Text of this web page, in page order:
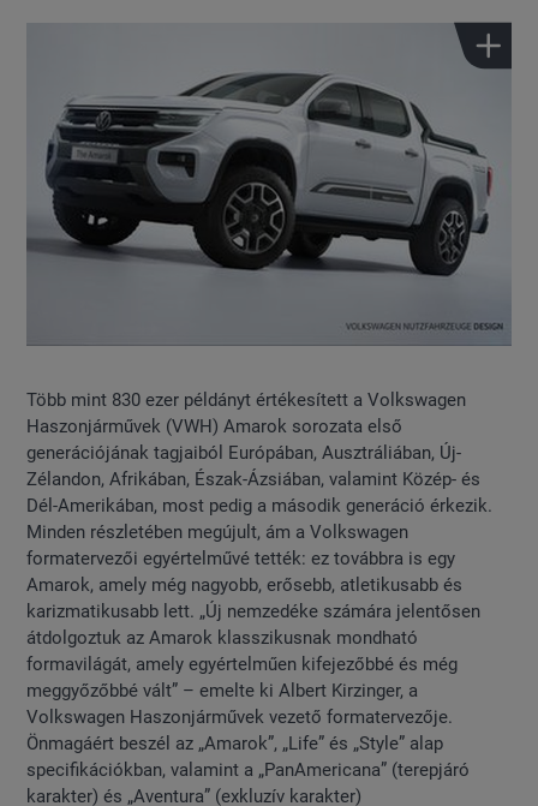
Több mint 830 ezer példányt értékesített a Volkswagen
Haszonjárművek (VWH) Amarok sorozata első
generációjának tagjaiból Európában, Ausztráliában, Új-
Zélandon, Afrikában, Észak-Ázsiában, valamint Közép- és
Dél-Amerikában, most pedig a második generáció érkezik.
Minden részletében megújult, ám a Volkswagen
formatervezői egyértelművé tették: ez továbbra is egy
Amarok, amely még nagyobb, erősebb, atletikusabb és
karizmatikusabb lett. „Új nemzedéke számára jelentősen
átdolgoztuk az Amarok klasszikusnak mondható
formavilágát, amely egyértelműen kifejezőbbé és még
meggyőzőbbé vált” – emelte ki Albert Kirzinger, a
Volkswagen Haszonjárművek vezető formatervezője.
Önmagáért beszél az „Amarok”, „Life” és „Style” alap
specifikációkban, valamint a „PanAmericana” (terepjáró
karakter) és „Aventura” (exkluzív karakter)